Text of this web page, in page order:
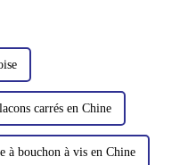
corps…
carrés en Chine
à bouchon à vis en Chine